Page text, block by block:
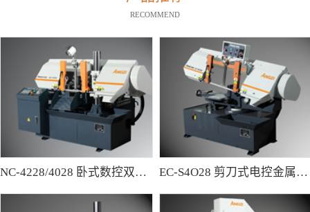
RECOMMEND
NC-4228/4028 卧式数控双柱型带锯床 EC-S4O28 剪刀式电控金属带锯床